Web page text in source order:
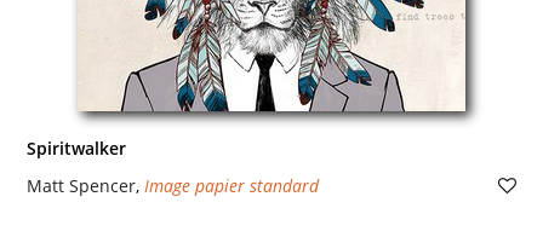
Spiritwalker
Matt Spencer, Image papier standard